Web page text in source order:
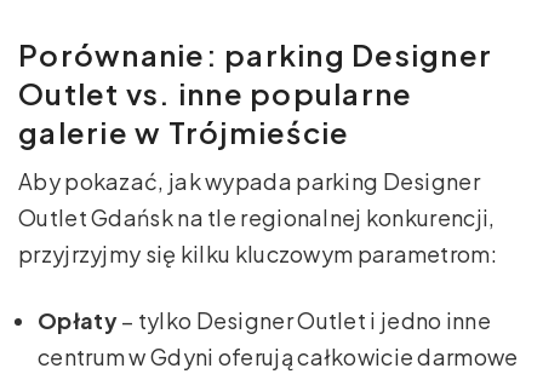
Porównanie: parking Designer
Outlet vs. inne popularne
galerie w Trójmieście
Aby pokazać, jak wypada parking Designer
Outlet Gdańsk na tle regionalnej konkurencji,
przyjrzyjmy się kilku kluczowym parametrom:
Opłaty– tylko Designer Outlet i jedno inne
centrum w Gdyni oferują całkowicie darmowe